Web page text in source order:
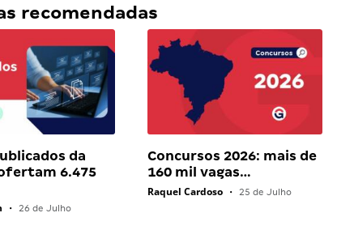
recomendadas
da
6.475
• 26 de Julho
Concursos 2026: mais de
160 mil vagas…
Raquel Cardoso • 25 de Julho